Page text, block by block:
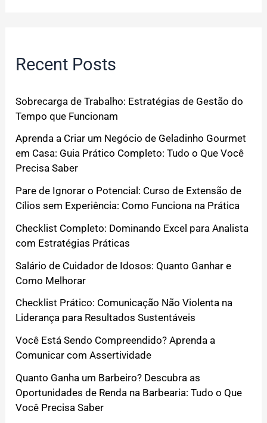
Recent Posts
Sobrecarga de Trabalho: Estratégias de Gestão do
Tempo que Funcionam
Aprenda a Criar um Negócio de Geladinho Gourmet
em Casa: Guia Prático Completo: Tudo o Que Você
Precisa Saber
Pare de Ignorar o Potencial: Curso de Extensão de
Cílios sem Experiência: Como Funciona na Prática
Checklist Completo: Dominando Excel para Analista
com Estratégias Práticas
Salário de Cuidador de Idosos: Quanto Ganhar e
Como Melhorar
Checklist Prático: Comunicação Não Violenta na
Liderança para Resultados Sustentáveis
Você Está Sendo Compreendido? Aprenda a
Comunicar com Assertividade
Quanto Ganha um Barbeiro? Descubra as
Oportunidades de Renda na Barbearia: Tudo o Que
Você Precisa Saber